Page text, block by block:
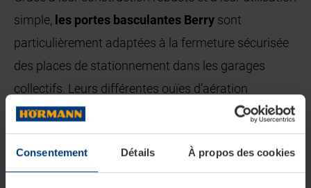
Consentement Détails À propos des cookies
simple, les portes basculantes Berry sont
particulièrement adaptées à la fermeture sécurisée
des places de stationnement dans les garages
collectifs. Leurs différentes ouïes d’aération
assurent, quant à elles, une aération optimale.
De par leur construction simple,
les rideaux à lames
et grillesà enroulement sont particulièrement